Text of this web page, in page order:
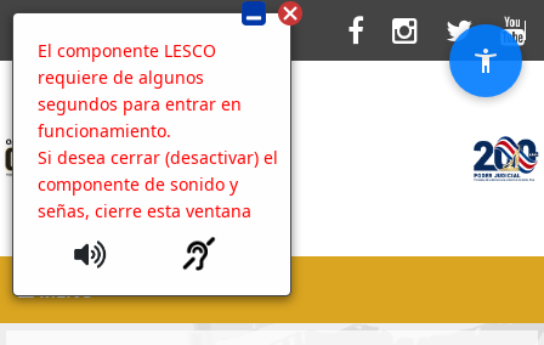
El componente LESCO
requiere de algunos
segundos para entrar en
funcionamiento.
Si desea cerrar (desactivar) el
componente de sonido y
señas, cierre esta ventana
MENU